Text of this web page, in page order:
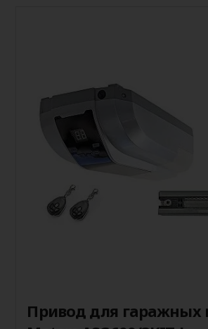
Привод для гаражных